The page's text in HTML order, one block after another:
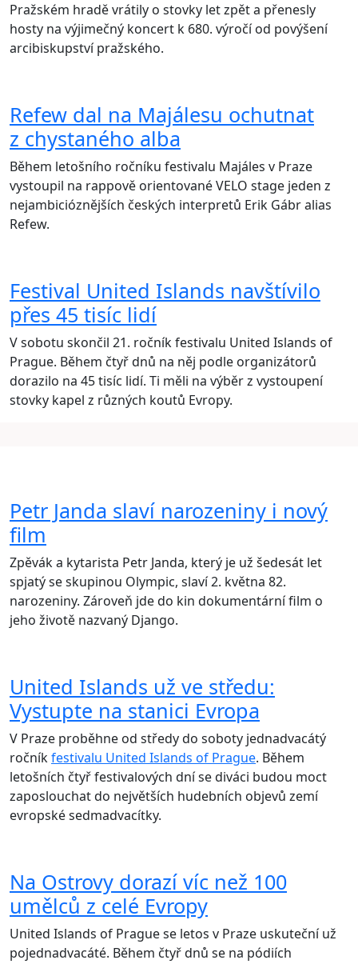
Pražském hradě vrátily o stovky let zpět a přenesly
hosty na výjimečný koncert k 680. výročí od povýšení
arcibiskupství pražského.
Refew dal na Majálesu ochutnat
z chystaného alba
Během letošního ročníku festivalu Majáles v Praze
vystoupil na rappově orientované VELO stage jeden z
nejambicióznějších českých interpretů Erik Gábr alias
Refew.
Festival United Islands navštívilo
přes 45 tisíc lidí
V sobotu skončil 21. ročník festivalu United Islands of
Prague. Během čtyř dnů na něj podle organizátorů
dorazilo na 45 tisíc lidí. Ti měli na výběr z vystoupení
stovky kapel z různých koutů Evropy.
Petr Janda slaví narozeniny i nový
film
Zpěvák a kytarista Petr Janda, který je už šedesát let
spjatý se skupinou Olympic, slaví 2. května 82.
narozeniny. Zároveň jde do kin dokumentární film o
jeho životě nazvaný Django.
United Islands už ve středu:
Vystupte na stanici Evropa
V Praze proběhne od středy do soboty jednadvacátý
ročníkfestivalu United Islands of Prague. Během
letošních čtyř festivalových dní se diváci budou moct
zaposlouchat do největších hudebních objevů zemí
evropské sedmadvacítky.
Na Ostrovy dorazí víc než 100
umělců z celé Evropy
United Islands of Prague se letos v Praze uskuteční už
pojednadvacáté. Během čtyř dnů se na pódiích